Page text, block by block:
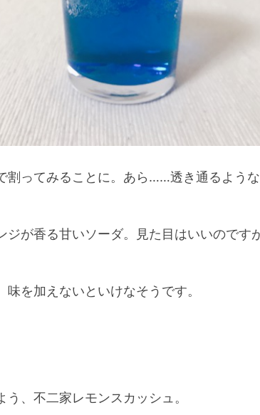
割ってみることに。あら……透き通るよう
ジが香る甘いソーダ。見た目はいいのです
味を加えないといけなそうです。
う、不二家レモンスカッシュ。